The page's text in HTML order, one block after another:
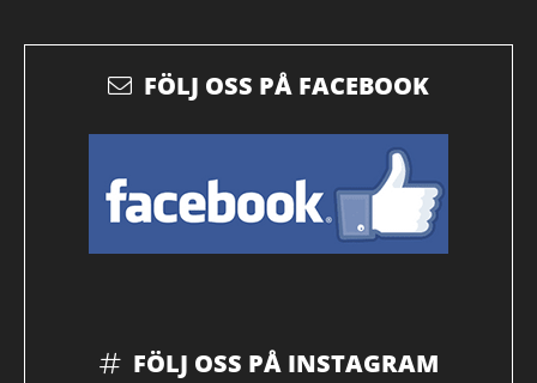
FÖLJ OSS PÅ FACEBOOK
FÖLJ OSS PÅ INSTAGRAM